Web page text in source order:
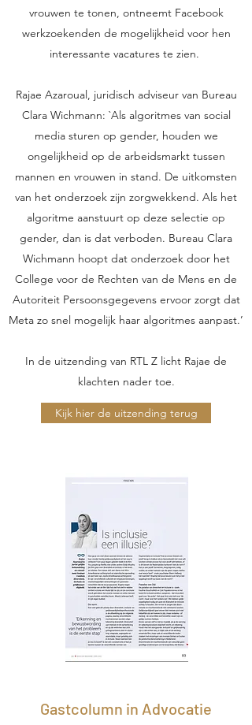
vrouwen te tonen, ontneemt Facebook
werkzoekenden de mogelijkheid voor hen
interessante vacatures te zien.
Rajae Azaroual, juridisch adviseur van Bureau
Clara Wichmann: `Als algoritmes van social
media sturen op gender, houden we
ongelijkheid op de arbeidsmarkt tussen
mannen en vrouwen in stand. De uitkomsten
van het onderzoek zijn zorgwekkend. Als het
algoritme aanstuurt op deze selectie op
gender, dan is dat verboden. Bureau Clara
Wichmann hoopt dat onderzoek door het
College voor de Rechten van de Mens en de
Autoriteit Persoonsgegevens ervoor zorgt dat
Meta zo snel mogelijk haar algoritmes aanpast.’
In de uitzending van RTL Z licht Rajae de
klachten nader toe.
Kijk hier de uitzending terug
Gastcolumn in Advocatie